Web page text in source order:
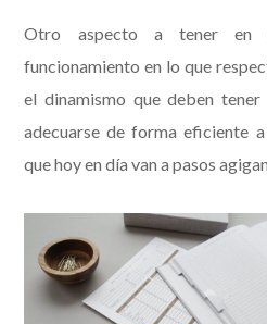
Otro aspecto a tener en
funcionamiento en lo que
el dinamismo que deben
adecuarse de forma eficiente
que hoy en día van a pasos